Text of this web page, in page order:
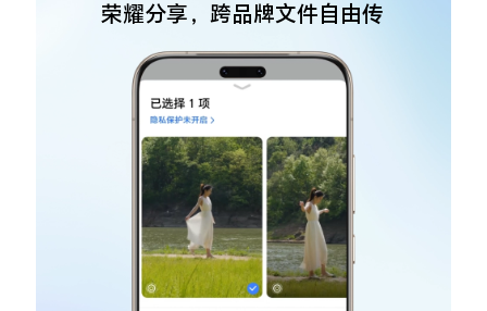
荣耀分享，跨品牌文件自由传